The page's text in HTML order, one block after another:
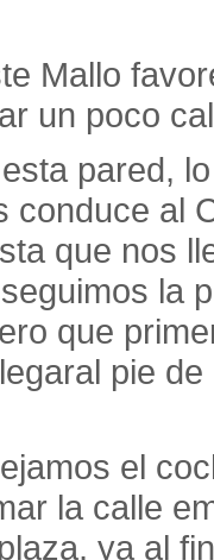
Mallo
un poco
pared,
conduce al
que nos
la
que
pie de
el
la calle
ya al